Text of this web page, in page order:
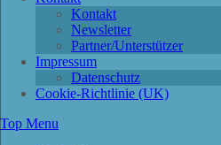
Kontakt
Newsletter
Partner/Unterstützer
Impressum
Datenschutz
Cookie-Richtlinie (UK)
Top Menu